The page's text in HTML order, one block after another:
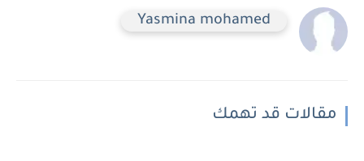
Yasmina mohamed
مقالات قد تهمك